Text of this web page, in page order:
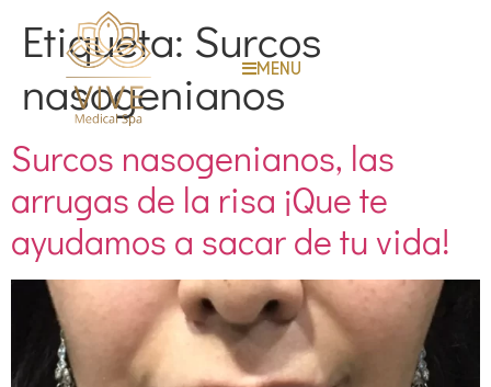
MENU
Etiqueta: Surcos
nasogenianos
Surcos nasogenianos, las
arrugas de la risa ¡Que te
ayudamos a sacar de tu vida!